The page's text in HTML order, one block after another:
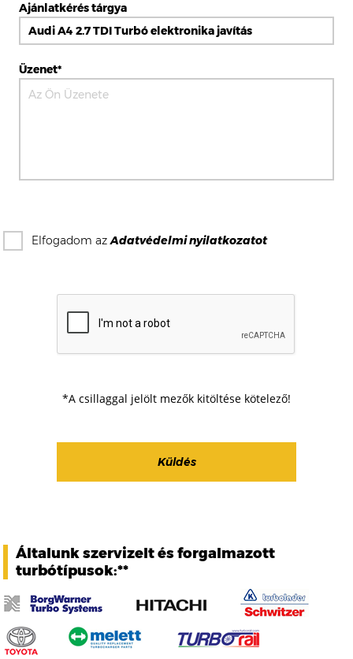
Ajánlatkérés tárgya
Üzenet*
Elfogadom azAdatvédelmi nyilatkozatot
*A csillaggal jelölt mezők kitöltése kötelező!
Általunk szervizelt és forgalmazott
turbótípusok:**